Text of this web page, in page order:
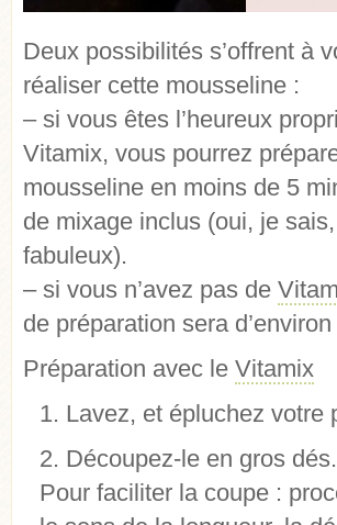
Deux possibilités s’offrent à
réaliser cette mousseline :
– si vous êtes l’heureux
Vitamix, vous pourrez
mousseline en moins de 5
de mixage inclus (oui, je sais,
fabuleux).
– si vous n’avez pas de
de préparation sera
Préparation avec le Vitamix
Lavez, et épluchez votre
Découpez-le en gros dés.
Pour faciliter la coupe :